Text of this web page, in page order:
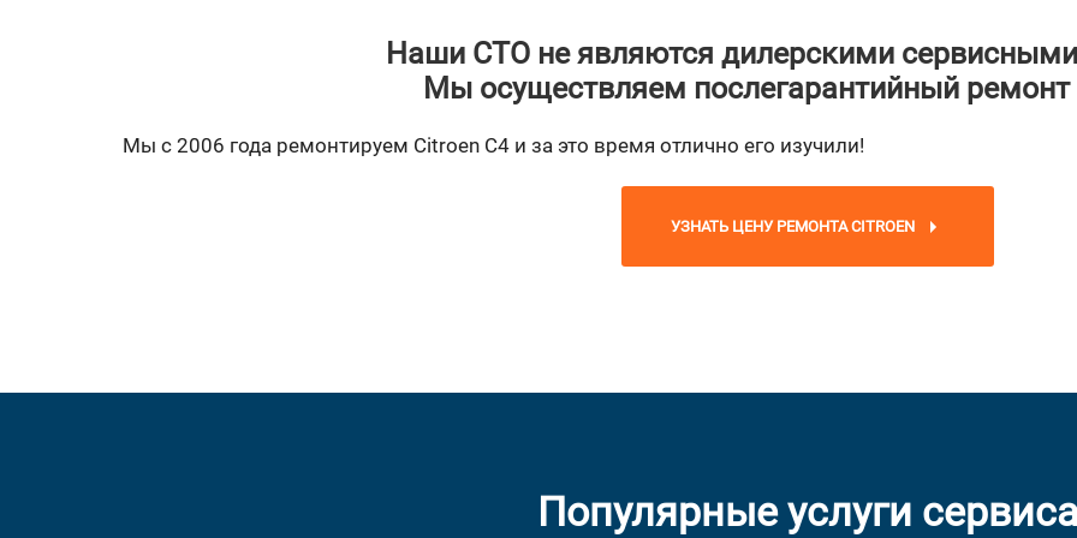
Наши СТО не являются дилерскими
Мы осуществляем послегарантийный ремонт
Мы с 2006 года ремонтируем Citroen C4 и за это время отлично его изучили!
УЗНАТЬ ЦЕНУ РЕМОНТА CITROEN
Популярные услуги